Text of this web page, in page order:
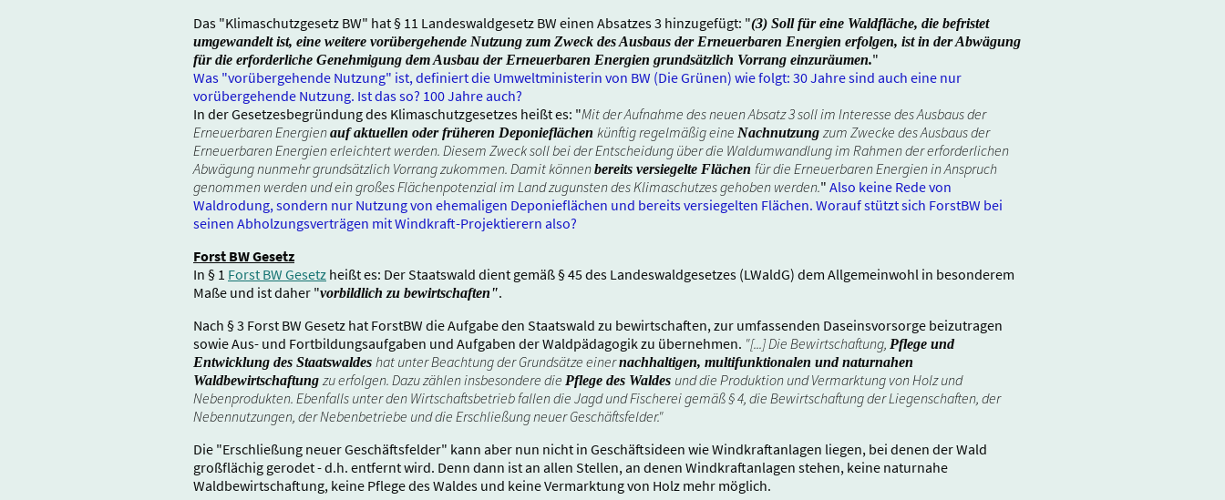
Das "Klimaschutzgesetz BW" hat § 11 Landeswaldgesetz BW einen Absatzes 3 hinzugefügt: "(3) Soll für eine Waldfläche, die befristet
umgewandelt ist, eine weitere vorübergehende Nutzung zum Zweck des Ausbaus der Erneuerbaren Energien erfolgen, ist in der Abwägung
für die erforderliche Genehmigung dem Ausbau der Erneuerbaren Energien grundsätzlich Vorrang einzuräumen."
Was "vorübergehende Nutzung" ist, definiert die Umweltministerin von BW (Die Grünen) wie folgt: 30 Jahre sind auch eine nur
vorübergehende Nutzung. Ist das so? 100 Jahre auch?
In der Gesetzesbegründung des Klimaschutzgesetzes heißt es: "Mit der Aufnahme des neuen Absatz 3 soll im Interesse des Ausbaus der
Erneuerbaren Energienauf aktuellen oder früheren Deponieflächen künftig regelmäßig eine Nachnutzung zum Zwecke des Ausbaus der
Erneuerbaren Energien erleichtert werden. Diesem Zweck soll bei der Entscheidung über die Waldumwandlung im Rahmen der erforderlichen
Abwägung nunmehr grundsätzlich Vorrang zukommen. Damit könnenbereits versiegelte Flächen für die Erneuerbaren Energien in Anspruch
genommen werden und ein großes Flächenpotenzial im Land zugunsten des Klimaschutzes gehoben werden." Also keine Rede von
Waldrodung, sondern nur Nutzung von ehemaligen Deponieflächen und bereits versiegelten Flächen. Worauf stützt sich ForstBW bei
seinen Abholzungsverträgen mit Windkraft-Projektierern also?
Forst BW Gesetz
In § 1 Forst BW Gesetz heißt es: Der Staatswald dient gemäß § 45 des Landeswaldgesetzes (LWaldG) dem Allgemeinwohl in besonderem
Maße und ist daher "vorbildlich zu bewirtschaften".
Nach § 3 Forst BW Gesetz hat ForstBW die Aufgabe den Staatswald zu bewirtschaften, zur umfassenden Daseinsvorsorge beizutragen
sowie Aus- und Fortbildungsaufgaben und Aufgaben der Waldpädagogik zu übernehmen. "[...] Die Bewirtschaftung, Pflege und
Entwicklung des Staatswaldes hat unter Beachtung der Grundsätze einernachhaltigen, multifunktionalen und naturnahen
Waldbewirtschaftung zu erfolgen. Dazu zählen insbesondere die Pflege des Waldes und die Produktion und Vermarktung von Holz und
Nebenprodukten. Ebenfalls unter den Wirtschaftsbetrieb fallen die Jagd und Fischerei gemäß § 4, die Bewirtschaftung der Liegenschaften, der
Nebennutzungen, der Nebenbetriebe und die Erschließung neuer Geschäftsfelder."
Die "Erschließung neuer Geschäftsfelder" kann aber nun nicht in Geschäftsideen wie Windkraftanlagen liegen, bei denen der Wald
großflächig gerodet - d.h. entfernt wird. Denn dann ist an allen Stellen, an denen Windkraftanlagen stehen, keine naturnahe
Waldbewirtschaftung, keine Pflege des Waldes und keine Vermarktung von Holz mehr möglich.